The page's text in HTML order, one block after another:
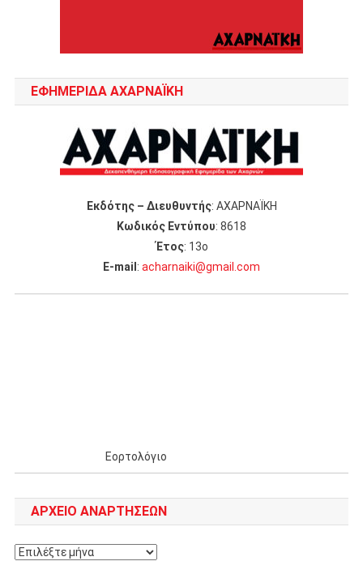
ΕΦΗΜΕΡΙΔΑ ΑΧΑΡΝΑΪΚΗ
Εκδότης – Διευθυντής: ΑΧΑΡΝΑΪΚΗ
Κωδικός Εντύπου: 8618
Έτος: 13ο
Ε-mail : acharnaiki@gmail.com
Εορτολόγιο
ΑΡΧΕΊΟ ΑΝΑΡΤΉΣΕΩΝ
Αρχείο